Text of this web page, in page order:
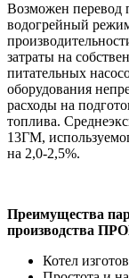
Возможен перевод
водогрейный
затраты на
питательных
оборудования
расходы на
топлива.
13ГМ,
на 2,0-2,5%.
Преимущества
производства
Котел